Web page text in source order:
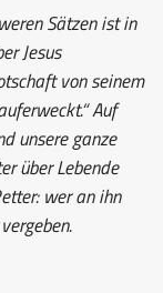
Sätzen ist in
Jesus
von seinem
Auf
unsere ganze
über Lebende
wer an ihn